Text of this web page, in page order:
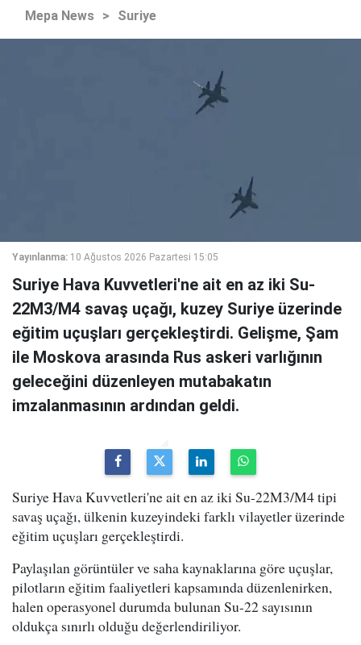
Mepa News > Suriye
Yayınlanma: 10 Ağustos 2026 Pazartesi 15:05
Suriye Hava Kuvvetleri'ne ait en az iki Su-
22M3/M4 savaş uçağı, kuzey Suriye üzerinde
eğitim uçuşları gerçekleştirdi. Gelişme, Şam
ile Moskova arasında Rus askeri varlığının
geleceğini düzenleyen mutabakatın
imzalanmasının ardından geldi.
Suriye Hava Kuvvetleri'ne ait en az iki Su-22M3/M4 tipi
savaş uçağı, ülkenin kuzeyindeki farklı vilayetler üzerinde
eğitim uçuşları gerçekleştirdi.
Paylaşılan görüntüler ve saha kaynaklarına göre uçuşlar,
pilotların eğitim faaliyetleri kapsamında düzenlenirken,
halen operasyonel durumda bulunan Su-22 sayısının
oldukça sınırlı olduğu değerlendiriliyor.